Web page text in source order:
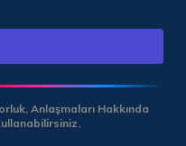
Anlaşmaları Hakkında